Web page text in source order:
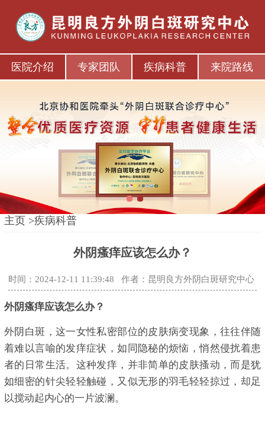
医院介绍 专家团队 疾病科普 来院路线
主页 >疾病科普
外阴瘙痒应该怎么办？
时间：2024-12-11 11:39:48 作者：昆明良方外阴白斑研究中心
外阴瘙痒应该怎么办？
外阴白斑，这一女性私密部位的皮肤病变现象，往往伴随
着难以言喻的发痒症状，如同隐秘的烦恼，悄然侵扰着患
者的日常生活。这种发痒，并非简单的皮肤搔动，而是犹
如细密的针尖轻轻触碰，又似无形的羽毛轻轻掠过，却足
以搅动起内心的一片波澜。